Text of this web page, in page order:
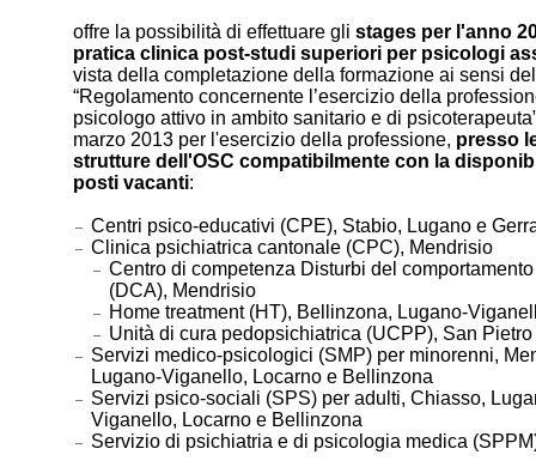
offre la possibilità di effettuare gli stages per l'anno
pratica clinica post-studi superiori per psicologi
vista della completazione della formazione ai sensi del
“Regolamento concernente l’esercizio della
psicologo attivo in ambito sanitario e di
marzo 2013 per l'esercizio della professione, presso
strutture dell'OSC compatibilmente con la
posti vacanti:
Centri psico-educativi (CPE), Stabio, Lugano e
Clinica psichiatrica cantonale (CPC), Mendrisio
Centro di competenza Disturbi del
(DCA), Mendrisio
Home treatment (HT), Bellinzona, Lugano-
Unità di cura pedopsichiatrica (UCPP), San
Servizi medico-psicologici (SMP) per minorenni,
Lugano-Viganello, Locarno e Bellinzona
Servizi psico-sociali (SPS) per adulti, Chiasso,
Viganello, Locarno e Bellinzona
Servizio di psichiatria e di psicologia medica